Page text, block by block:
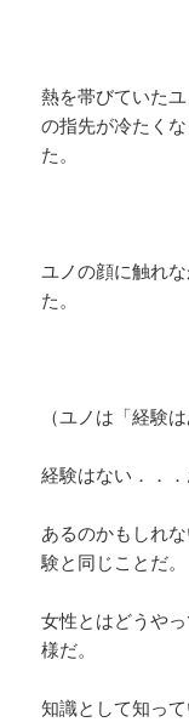
熱を帯びていた
の指先が冷たく
た。
ユノの顔に触れ
た。
（ユノは「経験
経験はない．．．
あるのかもしれ
験と同じことだ。
女性とはどうや
様だ。
知識として知って